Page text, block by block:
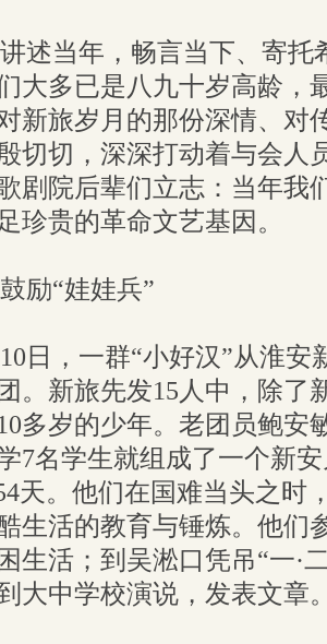
述当年，畅言当下、寄托
大多已是八九十岁高龄，
新旅岁月的那份深情、对
切切，深深打动着与会人
剧院后辈们立志：当年我
珍贵的革命文艺基因。
励“娃娃兵”
日，一群“小好汉”从淮
。新旅先发15人中，除了
多岁的少年。老团员鲍安
7名学生就组成了一个新
天。他们在国难当头之时
生活的教育与锤炼。他们
生活；到吴淞口凭吊“一·
大中学校演说，发表文章